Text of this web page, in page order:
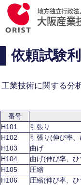
依頼試験
工業技術に関する分
番号
H101
引張り
H102
引張り(伸び率
H103
曲げ
H104
曲げ(伸び率、
H105
圧縮
H106
圧縮(伸び率、